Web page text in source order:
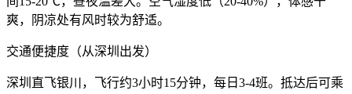
爽，阴凉处有风时较为舒适。
交通便捷度（从深圳出发）
深圳直飞银川，飞行约3小时15分钟，每日3-4班。抵达后可乘